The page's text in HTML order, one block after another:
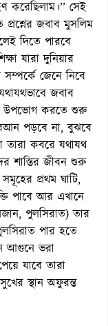
করেছিলাম।’’ সেই
প্রশ্নের জবাব মুসলিম
দিতে পারবে
যারা দুনিয়ার
জেনে নিবে
জবাব
উপভোগ করতে শুরু
পড়বে না, বুঝবে
তারা কবরে যথাযথ
শাস্তির জীবন শুরু
প্রথম ঘাটি,
পাবে আর এখানে
পুলসিরাত) তার
পার হতে
আগুনে ভরা
যাবে তারা
স্থান অফুরন্ত